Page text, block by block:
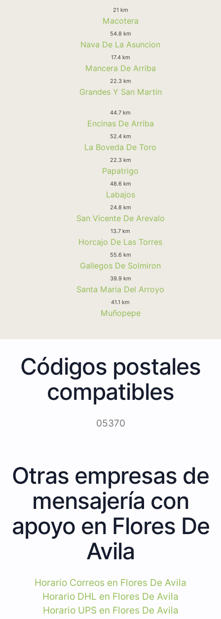
21 km
Macotera
54.8 km
Nava De La Asuncion
17.4 km
Mancera De Arriba
22.3 km
Grandes Y San Martin
44.7 km
Encinas De Arriba
52.4 km
La Boveda De Toro
22.3 km
Papatrigo
48.6 km
Labajos
24.8 km
San Vicente De Arevalo
13.7 km
Horcajo De Las Torres
55.6 km
Gallegos De Solmiron
39.9 km
Santa Maria Del Arroyo
41.1 km
Muñopepe
Códigos postales
compatibles
05370
Otras empresas de
mensajería con
apoyo en Flores De
Avila
Horario Correos en Flores De Avila
Horario DHL en Flores De Avila
Horario UPS en Flores De Avila